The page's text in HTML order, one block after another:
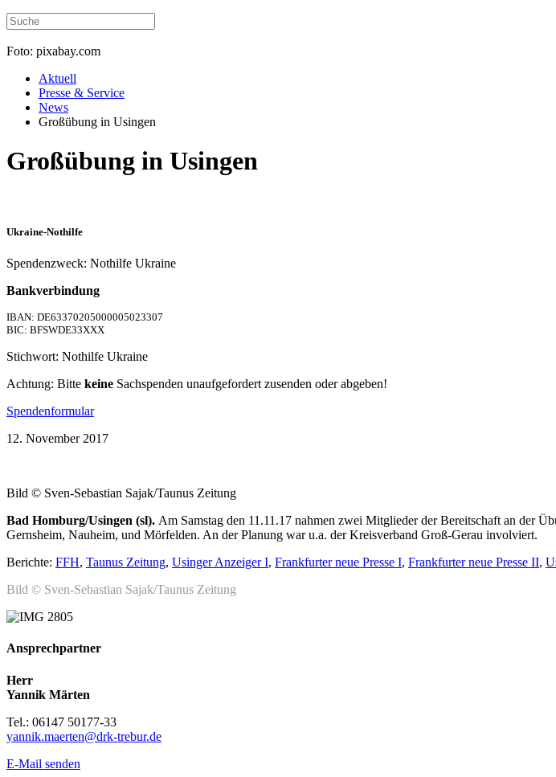
Foto: pixabay.com
Aktuell
Presse & Service
News
Großübung in Usingen
Großübung in Usingen
Ukraine-Nothilfe
Spendenzweck: Nothilfe Ukraine
Bankverbindung
IBAN: DE63370205000005023307
BIC: BFSWDE33XXX
Stichwort: Nothilfe Ukraine
Achtung: Bitte keine Sachspenden unaufgefordert zusenden oder abgeben!
Spendenformular
12. November 2017
Bild © Sven-Sebastian Sajak/Taunus Zeitung
Bad Homburg/Usingen (sl). Am Samstag den 11.11.17 nahmen zwei Mitglieder der Bereitschaft an der
Gernsheim, Nauheim, und Mörfelden. An der Planung war u.a. der Kreisverband Groß-Gerau involviert.
Berichte: FFH, Taunus Zeitung, Usinger Anzeiger I, Frankfurter neue Presse I, Frankfurter neue Presse II,
Bild © Sven-Sebastian Sajak/Taunus Zeitung
Ansprechpartner
Herr
Yannik Märten
Tel.: 06147 50177-33
yannik.maerten@drk-trebur.de
E-Mail senden